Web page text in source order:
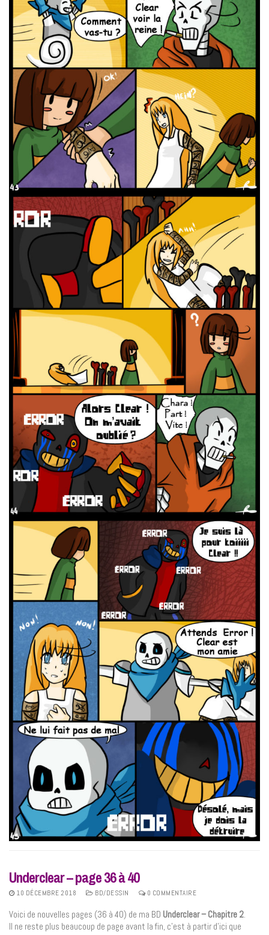
Underclear – page 36 à 40
10 DÉCEMBRE 2018 BD/DESSIN 0 COMMENTAIRE
Voici de nouvelles pages (36 à 40) de ma BD Underclear – Chapitre 2.
Il ne reste plus beaucoup de page avant la fin, c’est à partir d’ici que